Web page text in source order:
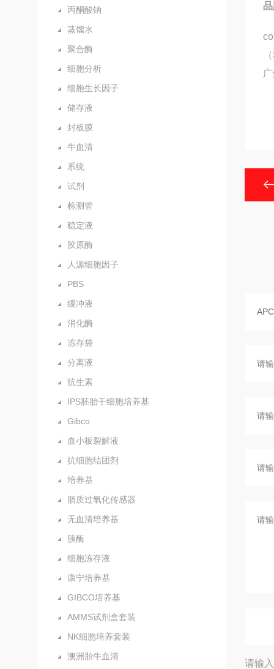
丙酮酸钠
蒸馏水
聚合酶
细胞分析
细胞生长因子
储存液
封板膜
牛血清
系统
试剂
检测管
稳定液
胶原酶
人源细胞因子
PBS
缓冲液
消化酶
冻存袋
分离液
抗生素
IPS胚胎干细胞培养基
Gibco
血小板裂解液
抗细胞结团剂
培养基
脂质过氧化传感器
无血清培养基
胰酶
细胞冻存液
康宁培养基
GIBCO培养基
AMMS试剂盒套装
NK细胞培养套装
澳洲胎牛血清
请输